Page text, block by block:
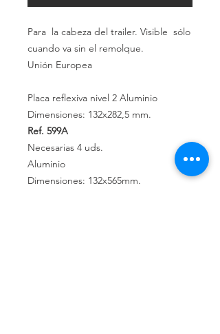
Para la cabeza del trailer. Visible sólo
cuando va sin el remolque.
Unión Europea
Placa reflexiva nivel 2 Aluminio
Dimensiones: 132x282,5 mm.
Ref. 599A
Necesarias 4 uds.
Aluminio
Dimensiones: 132x565mm.